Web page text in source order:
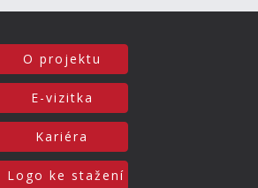
O projektu
E-vizitka
Kariéra
Logo ke stažení